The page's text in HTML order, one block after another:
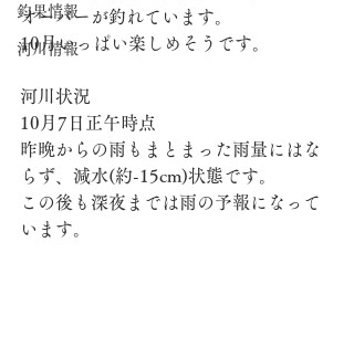
釣果情報
河川情報
オーバーが釣れています。
10月いっぱい楽しめそうです。
河川状況
10月7日正午時点
昨晩からの雨もまとまった雨量にはな
らず、減水(約-15cm)状態です。
この後も深夜までは雨の予報になって
います。